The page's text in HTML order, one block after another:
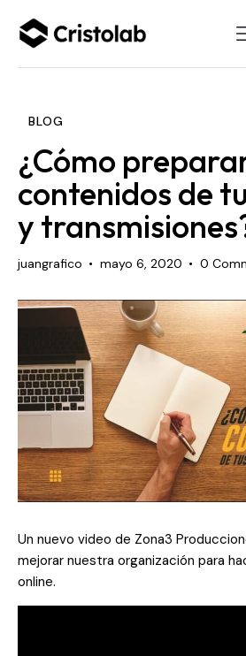
BLOG
¿Cómo
contenidos de
y
juangrafico mayo 6, 2020 0
Un nuevo video de Zona3
mejorar nuestra organización para
online.